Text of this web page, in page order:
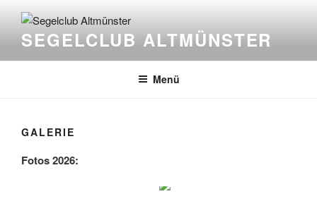
Inhalt
springenSEGELCLUB ALTMÜNSTER
Menü
GALERIE
Fotos 2026: